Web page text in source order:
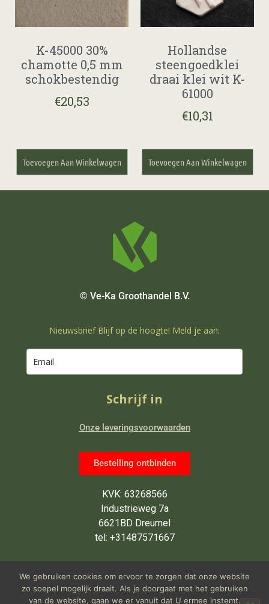
K-45000 30%
chamotte 0,5 mm
schokbestendig
€20,53
Toevoegen Aan Winkelwagen
Hollandse
steengoedklei
draai klei wit K-
61000
€10,31
Toevoegen Aan Winkelwagen
© Ve-Ka Groothandel B.V.
Nieuwsbrief Blijf op de hoogte! Meld je aan:
Schrijf in
Onze leveringsvoorwaarden
Bestelling ontbinden
KVK: 63268566
Industrieweg 7a
6621BD Dreumel
tel: +31487571667
Wij zijn van maandag tot en met
vrijdag open van 9 tot 5 uur
We gebruiken cookies om ervoor te zorgen dat onze website
zo soepel mogelijk draait. Als je doorgaat met het gebruiken
van de website, gaan we er vanuit dat U ermee instemt.